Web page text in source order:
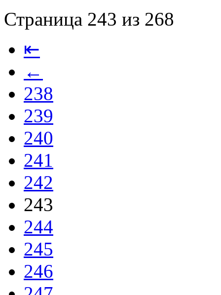
Страница 243 из 268
⇤
←
238
239
240
241
242
243
244
245
246